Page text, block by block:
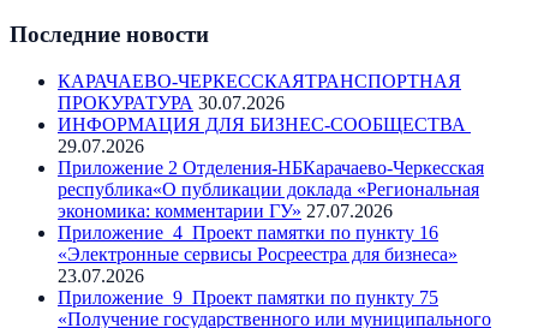
Последние новости
КАРАЧАЕВО-ЧЕРКЕССКАЯТРАНСПОРТНАЯ
ПРОКУРАТУРА 30.07.2026
ИНФОРМАЦИЯ ДЛЯ БИЗНЕС-СООБЩЕСТВА
29.07.2026
Приложение 2 Отделения-НБКарачаево-Черкесская
республика«О публикации доклада «Региональная
экономика: комментарии ГУ» 27.07.2026
Приложение_4_Проект памятки по пункту 16
«Электронные сервисы Росреестра для бизнеса»
23.07.2026
Приложение_9_Проект памятки по пункту 75
«Получение государственного или муниципального